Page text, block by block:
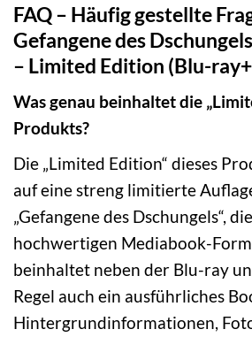
FAQ – Häufig gestellte
Gefangene des
– Limited Edition (Blu-
Was genau beinhaltet die
Produkts?
Die „Limited Edition“ dieses
auf eine streng limitierte
„Gefangene des Dschungels“,
hochwertigen Mediabook-
beinhaltet neben der Blu-ray
Regel auch ein ausführliches
Hintergrundinformationen,